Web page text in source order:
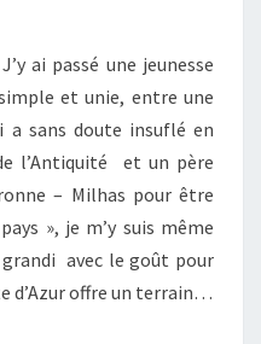
ai passé une jeunesse
et unie, entre une
a sans doute insuflé en
l’Antiquité et un père
– Milhas pour être
», je m’y suis même
grandi avec le goût pour
d’Azur offre un terrain…